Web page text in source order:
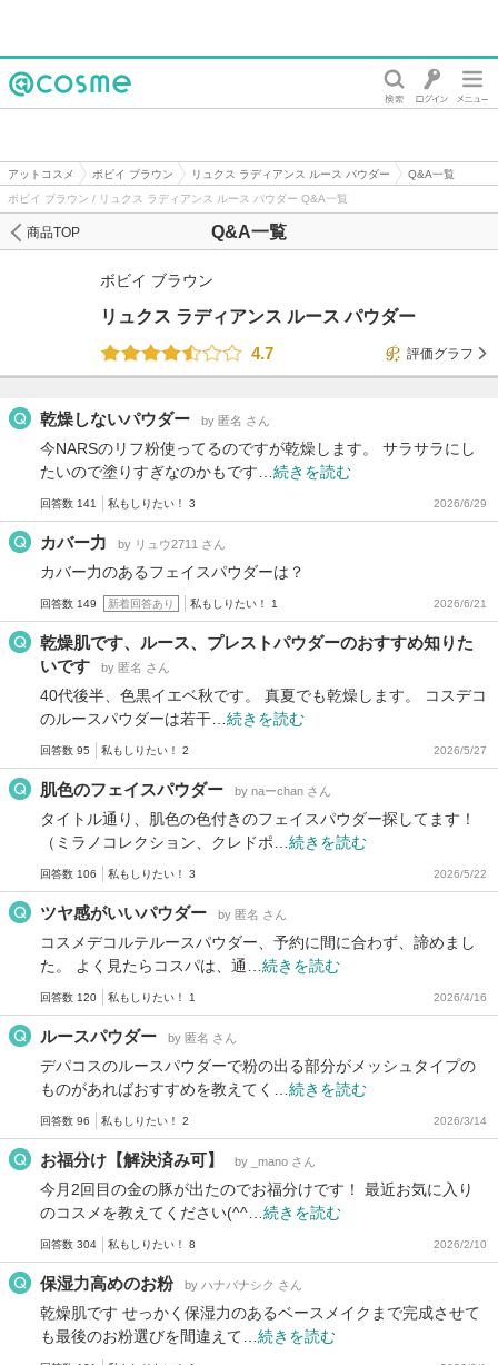
アットコスメ ボビイ ブラウン リュクス ラディアンス ルース パウダー
Q&A一覧
ボビイ ブラウン / リュクス ラディアンス ルース パウダー Q&A一覧
Q&A一覧
商品TOP
ボビイ ブラウン
リュクス ラディアンス ルース パウダー
4.7
評価グラフ
乾燥しないパウダー by 匿名 さん
今NARSのリフ粉使ってるのですが乾燥します。 サラサラにし
たいので塗りすぎなのかもです… 続きを読む
回答数 141 私もしりたい！ 3 2026/6/29
カバー力 by リュウ2711 さん
カバー力のあるフェイスパウダーは？
回答数 149 新着回答あり 私もしりたい！ 1 2026/6/21
乾燥肌です、ルース、プレストパウダーのおすすめ知りた
いです
by 匿名 さん
40代後半、色黒イエベ秋です。 真夏でも乾燥します。 コスデコ
のルースパウダーは若干… 続きを読む
回答数 95 私もしりたい！ 2 2026/5/27
肌色のフェイスパウダー by naーchan さん
タイトル通り、肌色の色付きのフェイスパウダー探してます！
（ミラノコレクション、クレドポ… 続きを読む
回答数 106 私もしりたい！ 3 2026/5/22
ツヤ感がいいパウダー by 匿名 さん
コスメデコルテルースパウダー、予約に間に合わず、諦めまし
た。 よく見たらコスパは、通… 続きを読む
回答数 120 私もしりたい！ 1 2026/4/16
ルースパウダー by 匿名 さん
デパコスのルースパウダーで粉の出る部分がメッシュタイプの
ものがあればおすすめを教えてく… 続きを読む
回答数 96 私もしりたい！ 2 2026/3/14
お福分け【解決済み可】 by _mano さん
今月2回目の金の豚が出たのでお福分けです！ 最近お気に入り
のコスメを教えてください(^^… 続きを読む
回答数 304 私もしりたい！ 8 2026/2/10
保湿力高めのお粉 by ハナバナシク さん
乾燥肌です せっかく保湿力のあるベースメイクまで完成させて
も最後のお粉選びを間違えて… 続きを読む